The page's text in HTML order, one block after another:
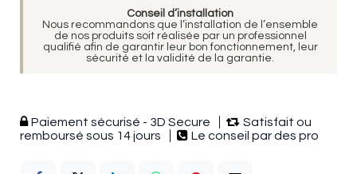
Conseil d’installation
Nous recommandons que l’installation de l’ensemble
de nos produits soit réalisée par un professionnel
qualifié afin de garantir leur bon fonctionnement, leur
sécurité et la validité de la garantie.
Paiement sécurisé - 3D Secure
Satisfait ou
remboursé sous 14 jours
Le conseil par des pro